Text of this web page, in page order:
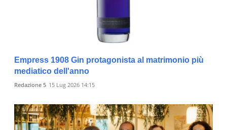
Empress 1908 Gin protagonista al matrimonio più
mediatico dell'anno
Redazione 5 15 Lug 2026 14:15